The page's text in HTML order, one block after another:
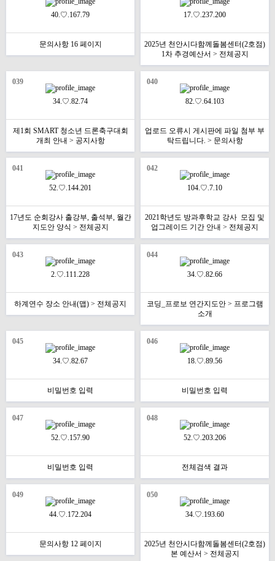
40.♡.167.79
문의사항 16 페이지
17.♡.237.200
2025년 천안시다함께돌봄센터(2호점)
1차 추경예산서 > 전체공지
039
34.♡.82.74
제1회 SMART 청소년 드론축구대회
개최 안내 > 공지사항
040
82.♡.64.103
업로드 오류시 게시판에 파일 첨부 부
탁드립니다. > 문의사항
041
52.♡.144.201
17년도 순회강사 출강부, 출석부, 월간
지도안 양식 > 전체공지
042
104.♡.7.10
2021학년도 방과후학교 강사 모집 및
업그레이드 기간 안내 > 전체공지
043
2.♡.111.228
하계연수 장소 안내(맵) > 전체공지
044
34.♡.82.66
코딩_프로보 연간지도안 > 프로그램
소개
045
34.♡.82.67
비밀번호 입력
046
18.♡.89.56
비밀번호 입력
047
52.♡.157.90
비밀번호 입력
048
52.♡.203.206
전체검색 결과
049
44.♡.172.204
문의사항 12 페이지
050
34.♡.193.60
2025년 천안시다함께돌봄센터(2호점)
본 예산서 > 전체공지